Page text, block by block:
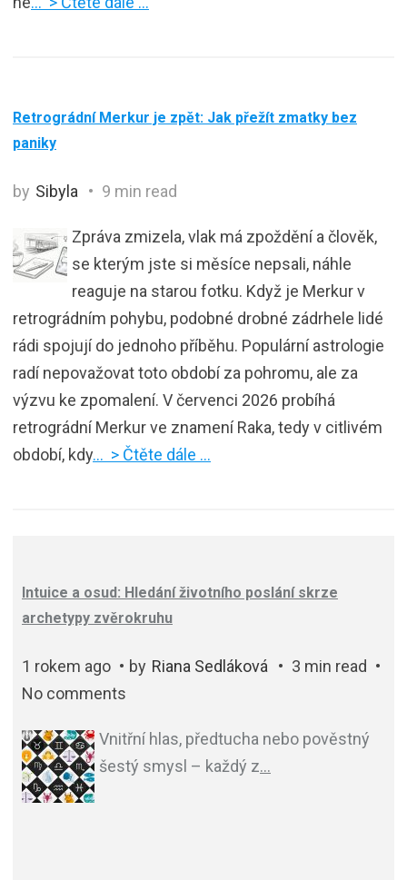
Retrográdní Merkur je zpět: Jak přežít zmatky bez
paniky
by Sibyla 9 min read
Zpráva zmizela, vlak má zpoždění a člověk,
se kterým jste si měsíce nepsali, náhle
reaguje na starou fotku. Když je Merkur v
retrográdním pohybu, podobné drobné zádrhele lidé
rádi spojují do jednoho příběhu. Populární astrologie
radí nepovažovat toto období za pohromu, ale za
výzvu ke zpomalení. V červenci 2026 probíhá
retrográdní Merkur ve znamení Raka, tedy v citlivém
období, kdy… > Čtěte dále …
Intuice a osud: Hledání životního poslání skrze
archetypy zvěrokruhu
1 rokem ago by Riana Sedláková
3 min read
No comments
Vnitřní hlas, předtucha nebo pověstný
šestý smysl – každý z…